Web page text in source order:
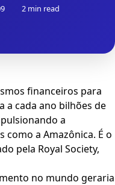
2 min read
financeiros para
a cada ano bilhões de
a
como a Amazônica. É o
pela Royal Society,
no mundo geraria